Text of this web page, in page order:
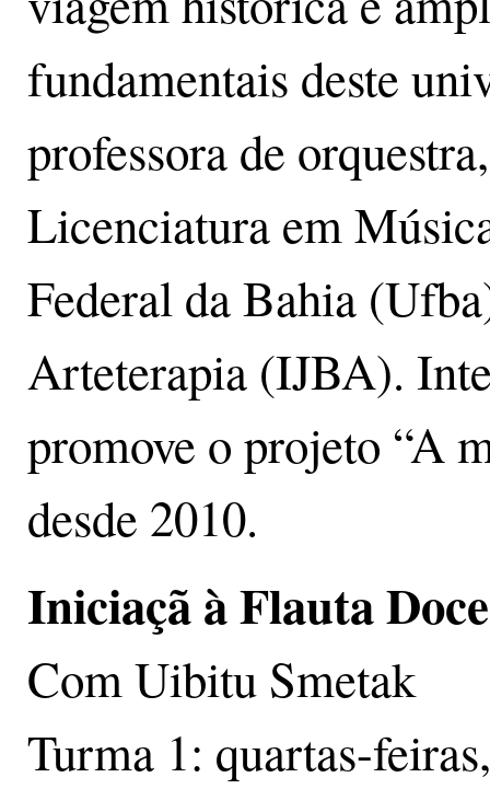
fundamentais deste
professora de
Licenciatura em
Federal da Bahia
Arteterapia (IJBA).
promove o projeto “A
desde 2010.
Iniciaçã à Flauta
Com Uibitu Smetak
Turma 1: quartas-